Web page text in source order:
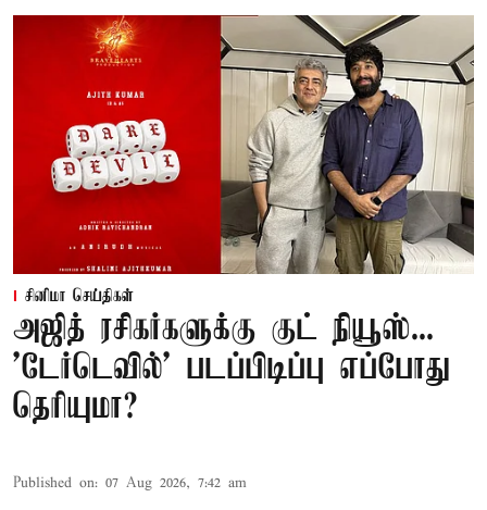
சினிமா செய்திகள்
அஜித் ரசிகர்களுக்கு குட் நியூஸ்...
'டேர்டெவில்' படப்பிடிப்பு எப்போது
தெரியுமா?
Published on: 07 Aug 2026, 7:42 am